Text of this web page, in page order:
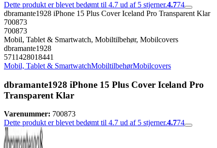
Dette produkt er blevet bedømt til 4.7 ud af 5 stjerner.4.774
dbramante1928 iPhone 15 Plus Cover Iceland Pro Transparent Klar
700873
700873
Mobil, Tablet & Smartwatch, Mobiltilbehør, Mobilcovers
dbramante1928
5711428018441
Mobil, Tablet & SmartwatchMobiltilbehørMobilcovers
dbramante1928 iPhone 15 Plus Cover Iceland Pro
Transparent Klar
Varenummer: 700873
Dette produkt er blevet bedømt til 4.7 ud af 5 stjerner.4.774